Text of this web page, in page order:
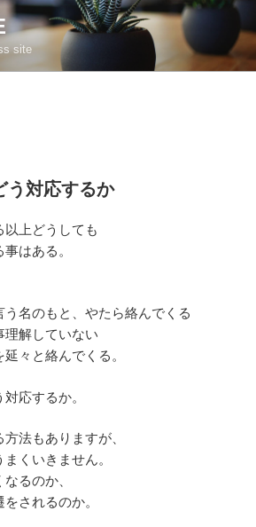
site
う対応するか
上どうしても
はある。
う名のもと、やたら絡んでくる
理解していない
々と絡んでくる。
応するか。
法もありますが、
くいきません。
るのか、
されるのか。